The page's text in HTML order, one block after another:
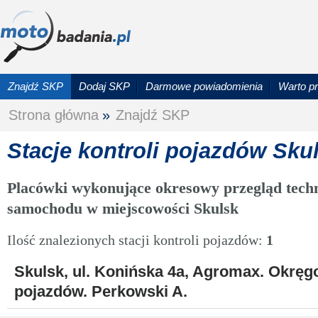
Znajdź SKP Dodaj SKP Darmowe powiadomienia Warto
Strona główna » Znajdź SKP
Stacje kontroli pojazdów
Placówki wykonujące okresowy przegląd
samochodu w miejscowości Skulsk
Ilość znalezionych stacji kontroli pojazdów: 1
Skulsk, ul. Konińska 4a, Agromax.
pojazdów. Perkowski A.